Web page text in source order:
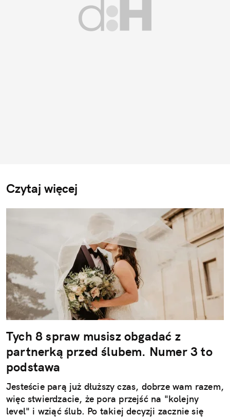
Czytaj więcej
Tych 8 spraw musisz obgadać z
partnerką przed ślubem. Numer 3 to
podstawa
Jesteście parą już dłuższy czas, dobrze wam razem,
więc stwierdzacie, że pora przejść na "kolejny
level" i wziąć ślub. Po takiej decyzji zacznie się